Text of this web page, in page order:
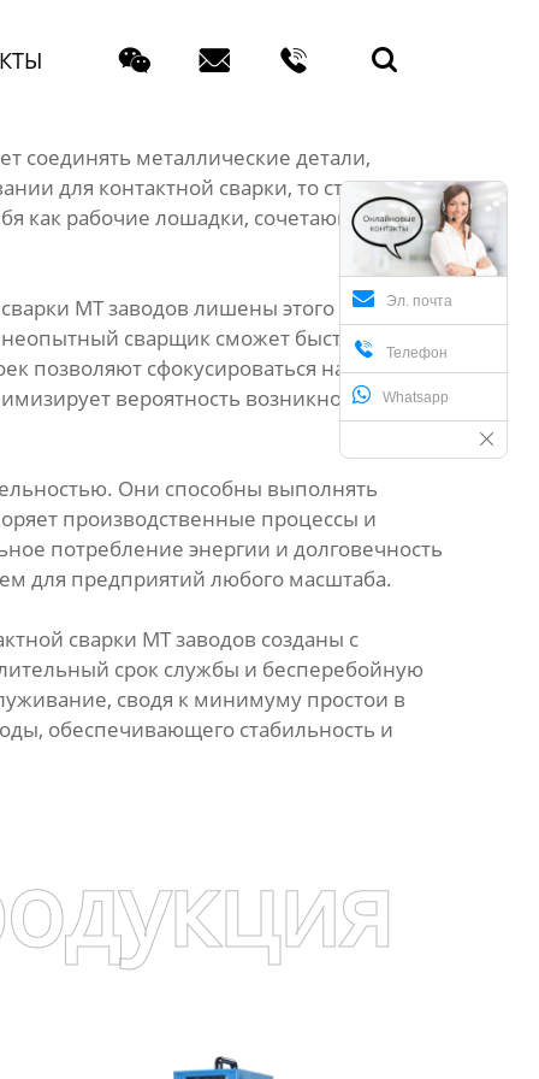
   
Эл. почта
 Телефон
Whatsapp
соединять металлические детали,
для контактной сварки, то стоит
как рабочие лошадки, сочетающие в себе
МТ заводов лишены этого
неопытный сварщик сможет быстро
позволяют сфокусироваться на самом
вероятность возникновения
Они способны выполнять
производственные процессы и
потребление энергии и долговечность
для предприятий любого масштаба.
сварки МТ заводов созданы с
срок службы и бесперебойную
сводя к минимуму простои в
обеспечивающего стабильность и